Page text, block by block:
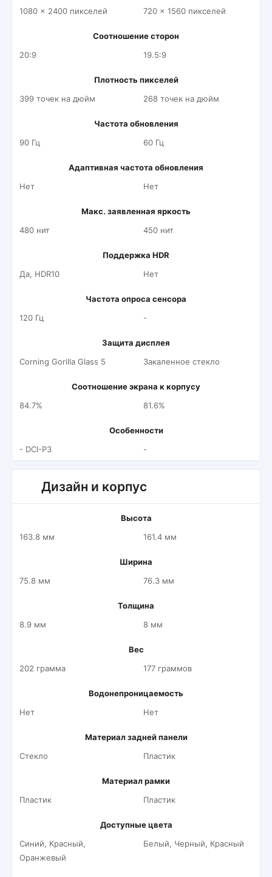
1080 x 2400 пикселей
720 x 1560 пикселей
Соотношение сторон
20:9
19.5:9
Плотность пикселей
399 точек на дюйм
268 точек на дюйм
Частота обновления
90 Гц
60 Гц
Адаптивная частота обновления
Нет
Нет
Макс. заявленная яркость
480 нит
450 нит
Поддержка HDR
Да, HDR10
Нет
Частота опроса сенсора
120 Гц
-
Защита дисплея
Corning Gorilla Glass 5
Закаленное стекло
Соотношение экрана к корпусу
84.7%
81.6%
Особенности
- DCI-P3
-
Дизайн и корпус
Высота
163.8 мм
161.4 мм
Ширина
75.8 мм
76.3 мм
Толщина
8.9 мм
8 мм
Вес
202 грамма
177 граммов
Водонепроницаемость
Нет
Нет
Материал задней панели
Стекло
Пластик
Материал рамки
Пластик
Пластик
Доступные цвета
Синий, Красный,
Оранжевый
Белый, Черный, Красный